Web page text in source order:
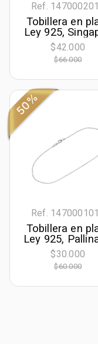
Ref.
Tobillera en
Ley 925,
23 cm. de
mm. de ancho
$42.000
$66.000
50%
Ref.
Tobillera en
Ley 925,
23 cm. de
mm. de ancho
$30.000
$60.000